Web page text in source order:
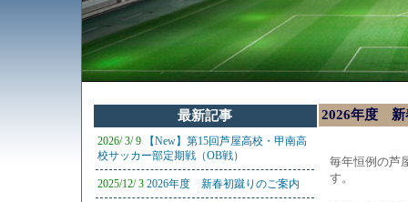
最新記事
2026/ 3/ 9
【New】第15回芦屋高校・甲南高
校サッカー部定期戦（OB戦）
2025/12/ 3 2026年度 新春初蹴りのご案内
2026年度 新
毎年恒例の芦
す。